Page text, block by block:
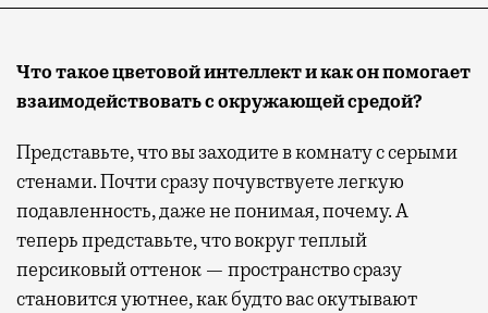
Что такое цветовой интеллект и как он помогает
взаимодействовать с окружающей средой?
Представьте, что вы заходите в комнату с серыми
стенами. Почти сразу почувствуете легкую
подавленность, даже не понимая, почему. А
теперь представьте, что вокруг теплый
персиковый оттенок — пространство сразу
становится уютнее, как будто вас окутывают